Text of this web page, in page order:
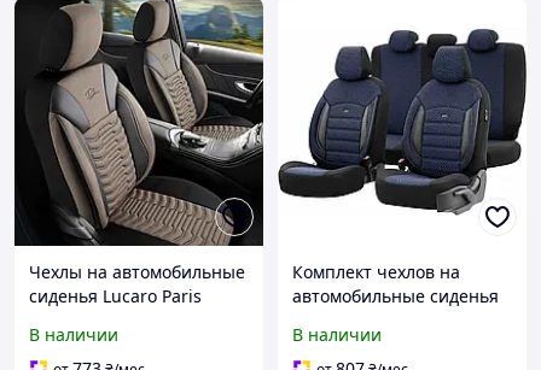
Чехлы на автомобильные
сиденья Lucaro Paris
красные комплект
В наличии
Комплект чехлов на
автомобильные сиденья
В наличии